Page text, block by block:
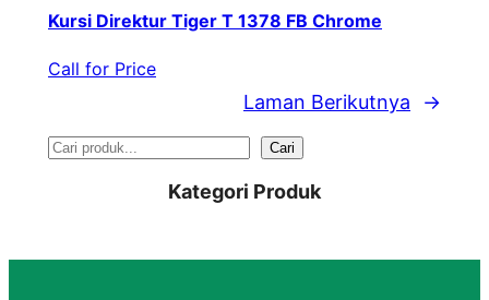
Kursi Direktur Tiger T 1378 FB Chrome
Call for Price
Laman Berikutnya →
S
r
Cari
Kategori Produk